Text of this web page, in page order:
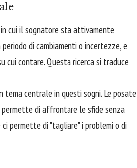
cui il sognatore sta attivamente
di cambiamenti o incertezze, e
cui contare. Questa ricerca si traduce
tema centrale in questi sogni. Le posate
permette di affrontare le sfide senza
permette di "tagliare" i problemi o di